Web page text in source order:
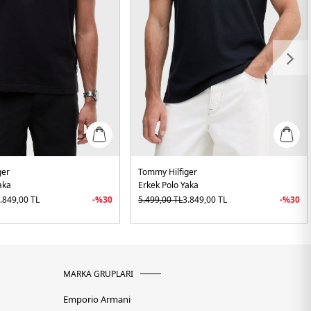
TL -%30
Tommy Hilfiger
Erkek Polo Yaka
5.499,00TL3.849,00TL -%30
MARKA GRUPLARI
Emporio Armani